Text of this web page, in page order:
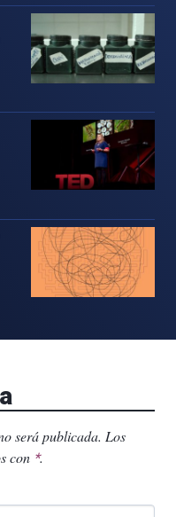
será publicada. Los
con *.